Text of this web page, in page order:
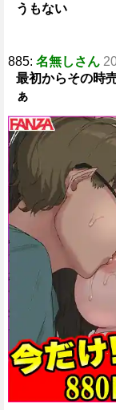
うもない
885: 名無しさん
最初からその時
ぁ